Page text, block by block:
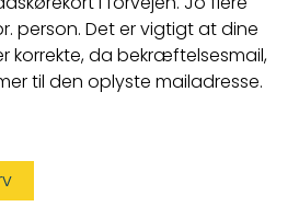
person. Det er vigtigt at dine
korrekte, da bekræftelsesmail,
til den oplyste mailadresse.